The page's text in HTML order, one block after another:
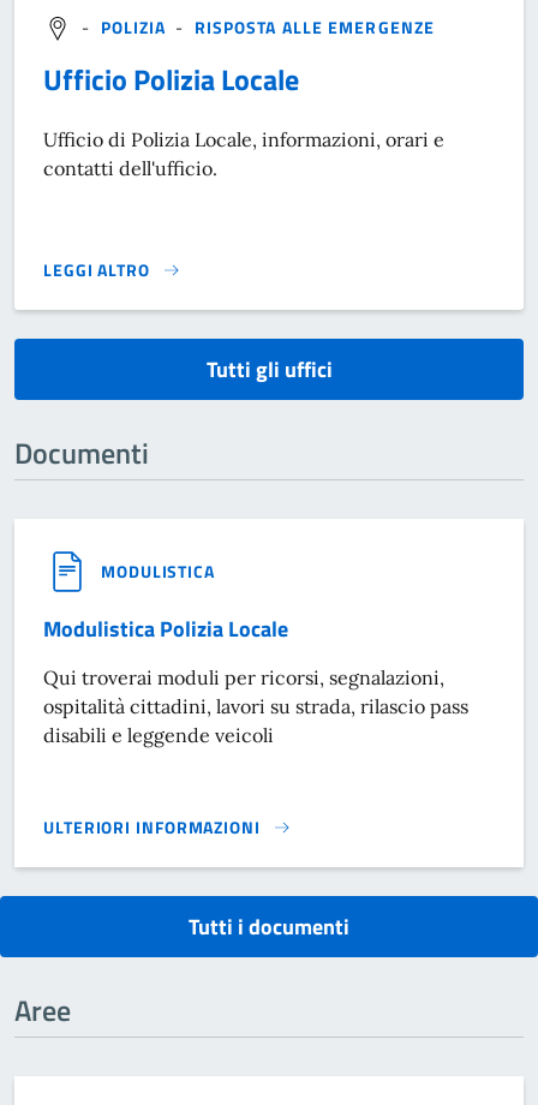
- POLIZIA - RISPOSTA ALLE EMERGENZE
Ufficio Polizia Locale
Ufficio di Polizia Locale, informazioni, orari e
contatti dell'ufficio.
LEGGI ALTRO
}
Tutti gli uffici
Documenti
MODULISTICA
Modulistica Polizia Locale
Qui troverai moduli per ricorsi, segnalazioni,
ospitalità cittadini, lavori su strada, rilascio pass
disabili e leggende veicoli
ULTERIORI INFORMAZIONI
MODULISTICA POLIZIA LOCALE}
Tutti i documenti
Aree